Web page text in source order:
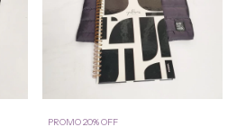
PROMO 20% OFF